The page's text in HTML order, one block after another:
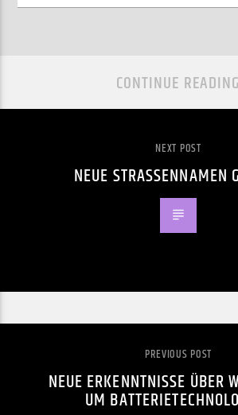
CONTINUE READING
NEXT POST
NEUE STRASSENNAMEN
PREVIOUS POST
NEUE ERKENNTNISSE ÜBER
UM